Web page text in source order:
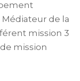
de la
mission 3
mission